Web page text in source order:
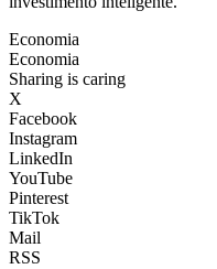
Economia
Economia
Sharing is caring
X
Facebook
Instagram
LinkedIn
YouTube
Pinterest
TikTok
Mail
RSS